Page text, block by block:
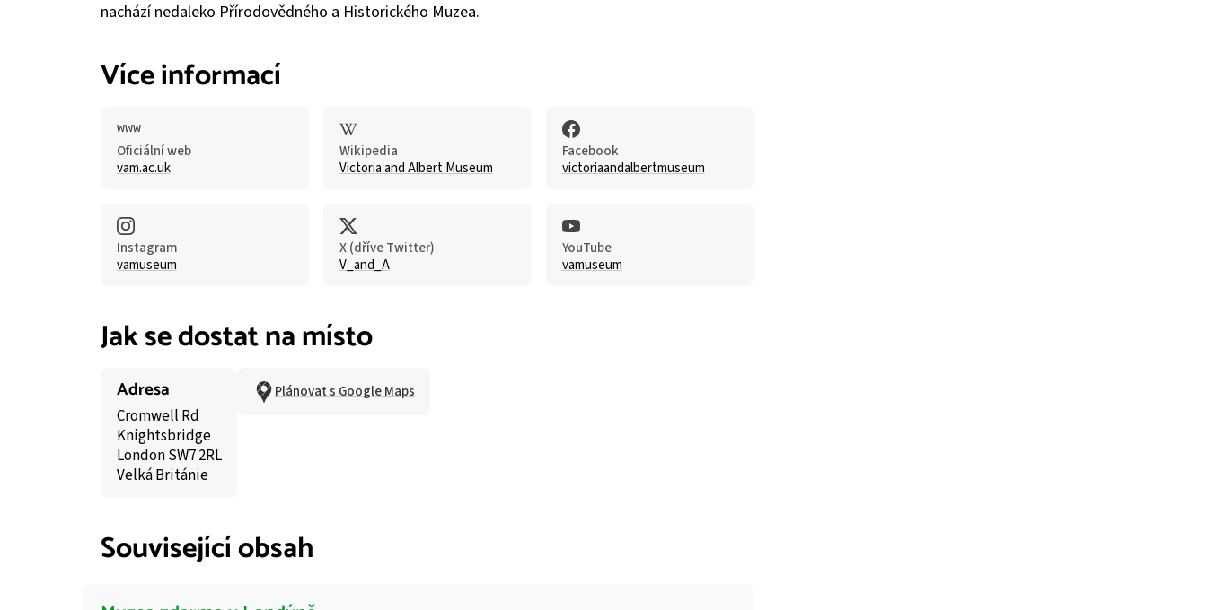
nachází nedaleko Přírodovědného a Historického Muzea.
Více informací
Oficiální web
vam.ac.uk
Wikipedia
Victoria and Albert Museum
Facebook
victoriaandalbertmuseum
Instagram
vamuseum
X (dříve Twitter)
V_and_A
YouTube
vamuseum
Jak se dostat na místo
Adresa
Cromwell Rd
Knightsbridge
London SW7 2RL
Velká Británie
Plánovat s Google Maps
Související obsah